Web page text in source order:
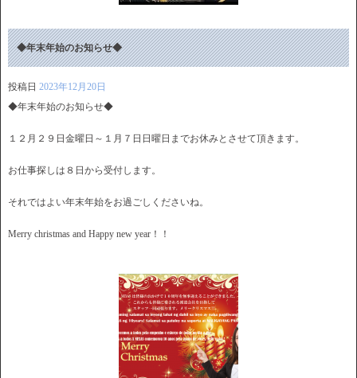
◆年末年始のお知らせ◆
投稿日 2023年12月20日
◆年末年始のお知らせ◆
１２月２９日金曜日～１月７日日曜日までお休みとさせて頂きます。
お仕事探しは８日から受付します。
それではよい年末年始をお過ごしくださいね。
Merry christmas and Happy new year！！